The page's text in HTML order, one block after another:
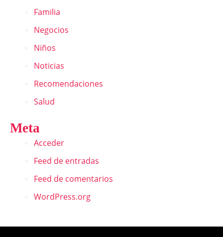
Familia
Negocios
Niños
Noticias
Recomendaciones
Salud
Meta
Acceder
Feed de entradas
Feed de comentarios
WordPress.org